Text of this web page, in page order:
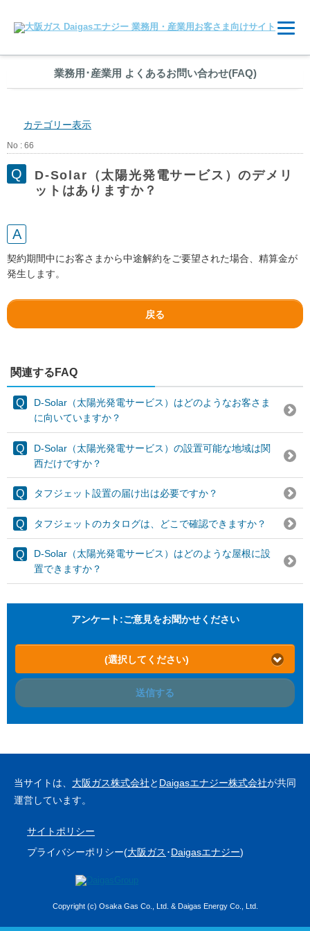
業務用 ･産業用 よくあるお問い合わせ(FAQ)
カテゴリー表示
No : 66
D-Solar（太陽光発電サービス）のデメリ
ットはありますか？
契約期間中にお客さまから中途解約をご要望された場合、精算金が
発生します。
戻る
関連するFAQ
D-Solar（太陽光発電サービス）はどのようなお客さま
に向いていますか？
D-Solar（太陽光発電サービス）の設置可能な地域は関
西だけですか？
タフジェット設置の届け出は必要ですか？
タフジェットのカタログは、どこで確認できますか？
D-Solar（太陽光発電サービス）はどのような屋根に設
置できますか？
アンケート:ご意見をお聞かせください
(選択してください)
送信する
当サイトは、 大阪ガス株式会社と Daigasエナジー株式会社が共同
運営しています。
サイトポリシー
プライバシーポリシー(大阪ガス ･Daigasエナジー)
Copyright (c) Osaka Gas Co., Ltd. & Daigas Energy Co., Ltd.